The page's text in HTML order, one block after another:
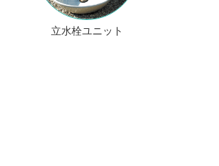
立水栓ユニット